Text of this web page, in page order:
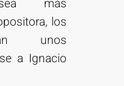
más
los
unos
a Ignacio